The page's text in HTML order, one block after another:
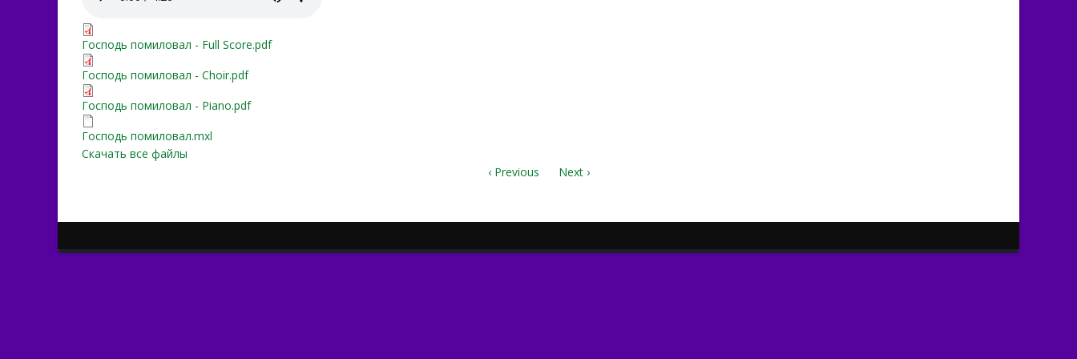
Господь помиловал - Full Score.pdf
Господь помиловал - Full Score.pdf
Господь помиловал - Choir.pdf
Господь помиловал - Choir.pdf
Господь помиловал - Piano.pdf
Господь помиловал - Piano.pdf
Господь помиловал.mxl
Господь помиловал.mxl
Скачать все файлы
‹ Previous
Next ›